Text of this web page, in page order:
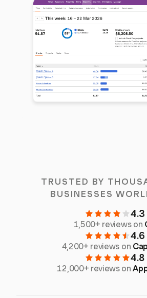
TRUSTED BY
BUSINESSES
4.3
1,500+ reviews on
4.6
4,200+ reviews on
4.8
12,000+ reviews on